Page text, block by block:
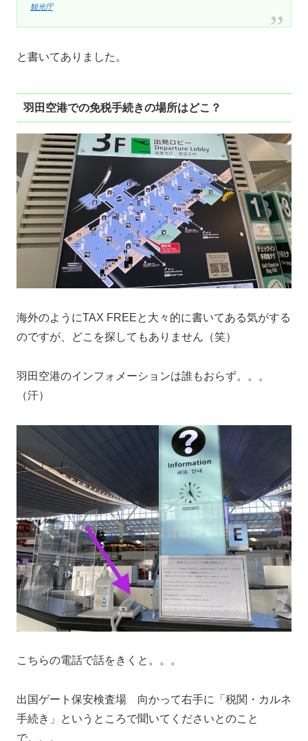
観光庁
と書いてありました。
羽田空港での免税手続きの場所はどこ？
海外のようにTAX FREEと大々的に書いてある気がする
のですが、どこを探してもありません（笑）
羽田空港のインフォメーションは誰もおらず。。。
（汗）
こちらの電話で話をきくと。。。
出国ゲート保安検査場 向かって右手に「税関・カルネ
手続き」というところで聞いてくださいとのこと
で。。。